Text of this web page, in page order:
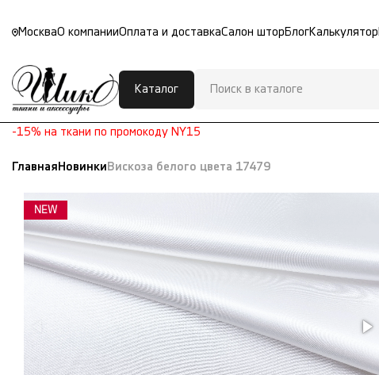
МоскваО компанииОплата и доставкаСалон штор БлогКалькулятор
Каталог
-15% на ткани по промокоду NY15
Главная Новинки Вискоза белого цвета 17479
NEW